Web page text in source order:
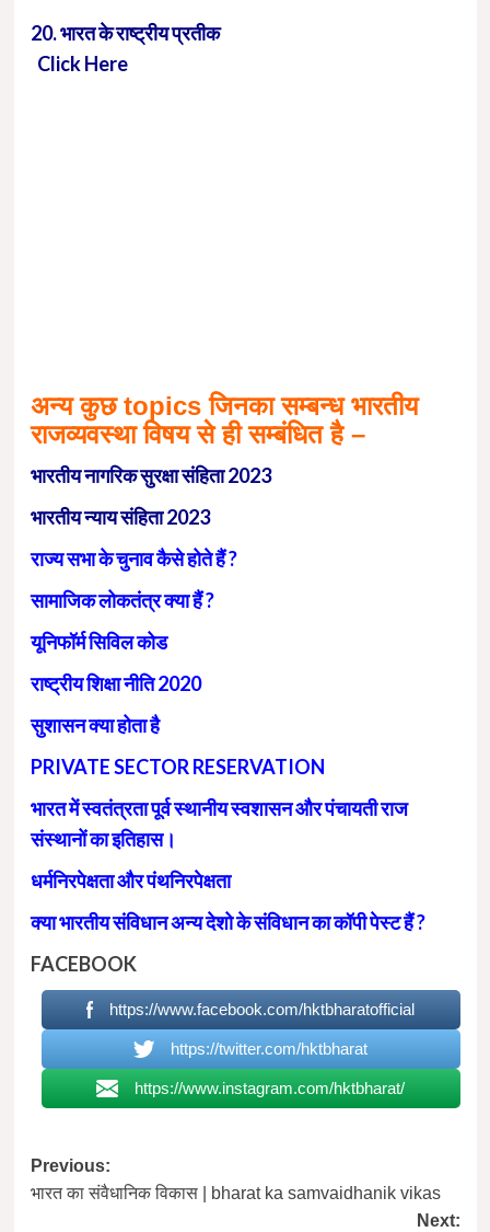
20. भारत के राष्ट्रीय प्रतीक
Click Here
अन्य कुछ topics जिनका सम्बन्ध भारतीय
राजव्यवस्था विषय से ही सम्बंधित है –
भारतीय नागरिक सुरक्षा संहिता 2023
भारतीय न्याय संहिता 2023
राज्य सभा के चुनाव कैसे होते हैं ?
सामाजिक लोकतंत्र क्या हैं ?
यूनिफॉर्म सिविल कोड
राष्ट्रीय शिक्षा नीति 2020
सुशासन क्या होता है
PRIVATE SECTOR RESERVATION
भारत में स्वतंत्रता पूर्व स्थानीय स्वशासन और पंचायती राज
संस्थानों का इतिहास।
धर्मनिरपेक्षता और पंथनिरपेक्षता
क्या भारतीय संविधान अन्य देशो के संविधान का कॉपी पेस्ट हैं ?
FACEBOOK
https://www.facebook.com/hktbharatofficial
https://twitter.com/hktbharat
https://www.instagram.com/hktbharat/
Post
navigation
Previous:
भारत का संवैधानिक विकास | bharat ka samvaidhanik vikas
Next: